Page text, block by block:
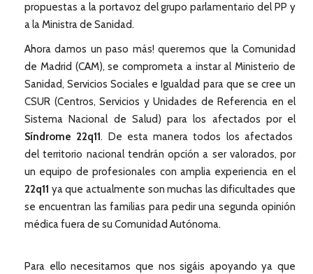
propuestas a la portavoz del grupo parlamentario del PP y
a la Ministra de Sanidad.
Ahora damos un paso más! queremos que la Comunidad
de Madrid (CAM), se comprometa a instar al Ministerio de
Sanidad, Servicios Sociales e Igualdad para que se cree un
CSUR (Centros, Servicios y Unidades de Referencia en el
Sistema Nacional de Salud) para los afectados por el
Síndrome 22q11. De esta manera todos los afectados
del territorio nacional tendrán opción a ser valorados, por
un equipo de profesionales con amplia experiencia en el
22q11 ya que actualmente son muchas las dificultades que
se encuentran las familias para pedir una segunda opinión
médica fuera de su Comunidad Autónoma.
Para ello necesitamos que nos sigáis apoyando ya que